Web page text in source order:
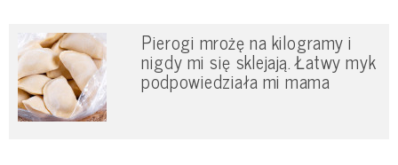
Pierogi mrożę na kilogramy i
nigdy mi się sklejają. Łatwy myk
podpowiedziała mi mama